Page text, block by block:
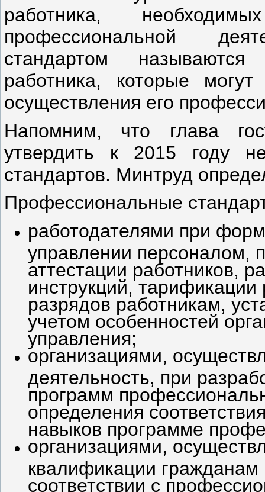
работника,
профессиональной
стандартом
работника, которые
осуществления его
Напомним, что глава
утвердить к 2015 году
стандартов. Минтруд
Профессиональные
работодателями при
управлении персоналом,
аттестации работников,
инструкций,
разрядов работникам,
учетом особенностей
управления;
организациями,
деятельность, при
программ
определения
навыков программе
организациями,
квалификации
соответствии с